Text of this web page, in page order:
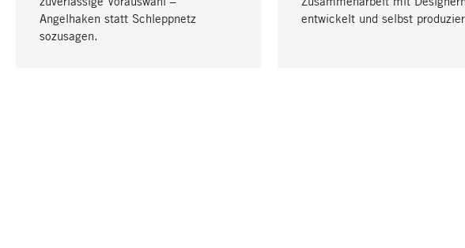
Angelhaken statt Schleppnetz
sozusagen.
entwickelt und selbst